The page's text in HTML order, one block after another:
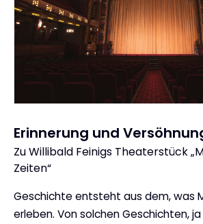
Erinnerung und
:
Zu Willibald Feinigs Theaterstück
Zeiten“
Geschichte entsteht aus dem, was
erleben. Von solchen Geschichten,